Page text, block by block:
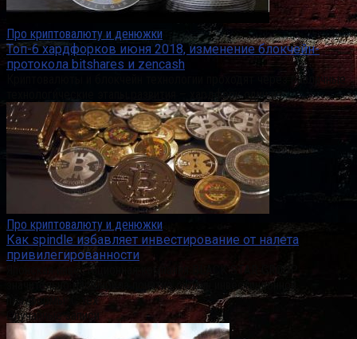
Про криптовалюту и денюжки
Топ-6 хардфорков июня 2018, изменение блокчейн-
протокола bitshares и zencash
Криптовалюты и блокчейн технологии проходят через различные
технологические этапы развития – хардфорк один из
Про криптовалюту и денюжки
Как spindle избавляет инвестирование от налета
привилегированности
Японская инвестиционная компания BLACK STAR GROUP
значительно расширила понятие онлайн инвестиционной
платформы. С тех
Случайные записи